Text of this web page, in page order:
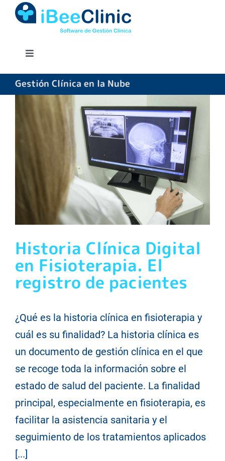
Saltar
Toggle
INICIO
SOFTWARE
FUNCIONALIDADES
SERVICIOS DIGITALES
MANUAL APP
BLOG
Gestión Clínica en la Nube
Historia Clínica Digital
en Fisioterapia. El
registro de pacientes
¿Qué es la historia clínica en fisioterapia y
cuál es su finalidad? La historia clínica es
un documento de gestión clínica en el que
se recoge toda la información sobre el
estado de salud del paciente. La finalidad
principal, especialmente en fisioterapia, es
facilitar la asistencia sanitaria y el
seguimiento de los tratamientos aplicados
[...]